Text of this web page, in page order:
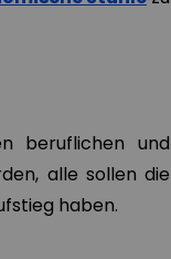
beruflichen und
alle sollen die
haben.